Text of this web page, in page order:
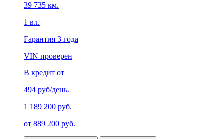
39 735 км.
1 вл.
Гарантия 3 года
VIN проверен
В кредит от
494 руб/день.
1 189 200 руб.
от 889 200 руб.